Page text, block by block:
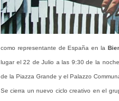
como representante de España en la
lugar el 22 de Julio a las 9:30 de la
de la Piazza Grande y el Palazzo
Se cierra un nuevo ciclo creativo en el